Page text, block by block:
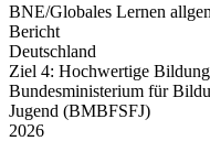
BNE/Globales Lernen
Bericht
Deutschland
Ziel 4: Hochwertige Bildung
Bundesministerium für
Jugend (BMBFSFJ)
2026